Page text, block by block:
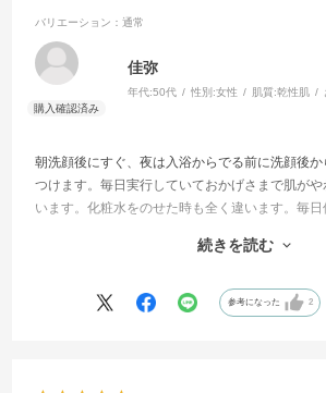
バリエーション：通常
佳弥
年代:50代 性別:女性 肌質:乾性肌
朝洗顔後にすぐ、夜は入浴からでる前に洗顔後
つけます。毎日実行していておかげさまで肌が
います。化粧水をのせた時も全く違います。毎
約三ヶ月前後もちますのでコスパも良いです。大
これからも使い続けていきます。
続きを読む
参考になった 2